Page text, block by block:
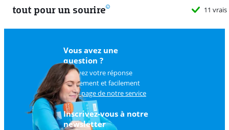
tout pour un sourire 11
Vous avez une
question ?
Trouvez votre réponse
rapidement et facilement
surla page de notre service
client.
Inscrivez-vous à notre
newsletter